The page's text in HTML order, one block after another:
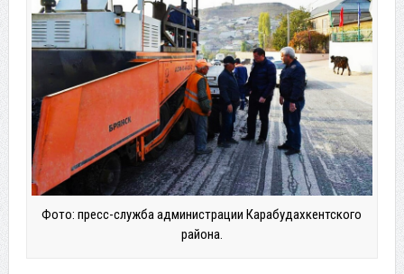
Фото: пресс-служба администрации Карабудахкентского
района.